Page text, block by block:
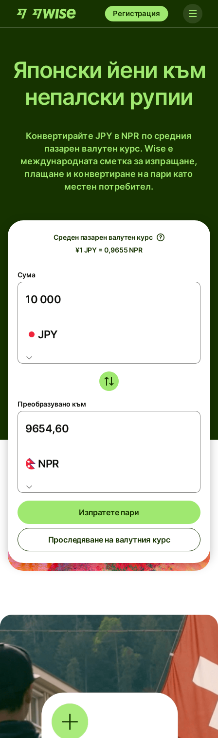
Регистрация
Японски йени към
непалски рупии
Конвертирайте JPY в NPR по средния
пазарен валутен курс. Wise е
международната сметка за изпращане,
плащане и конвертиране на пари като
местен потребител.
Среден пазарен валутен курс
¥1 JPY = 0,9655 NPR
Сума
JPY
Преобразувано към
NPR
Изпратете пари
Проследяване на валутния курс